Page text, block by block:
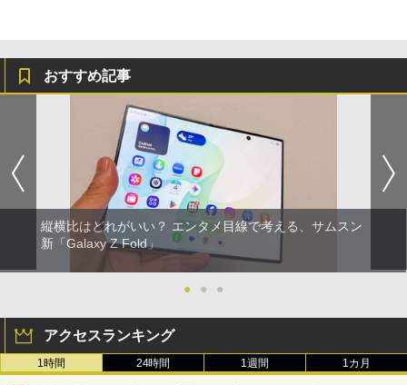
おすすめ記事
縦横比はどれがいい？ エンタメ目線で考える、サムスン
新「Galaxy Z Fold」
● ● ●
アクセスランキング
1時間 24時間 1週間 1カ月